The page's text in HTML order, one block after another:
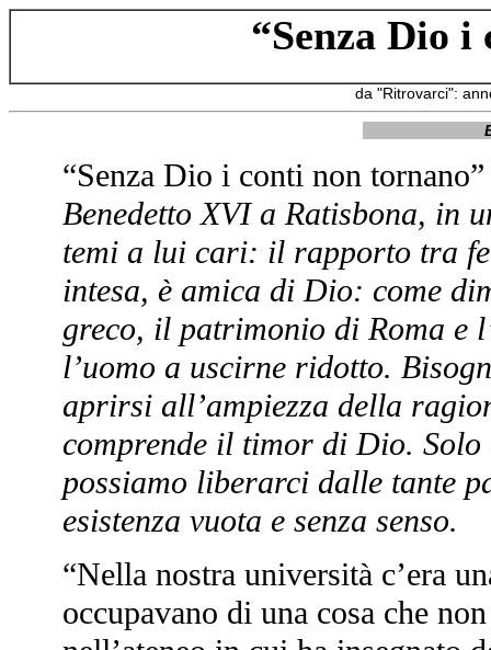
“Senza Dio
da "Ritrovarci":
“Senza Dio i conti non tornano”
Benedetto XVI a Ratisbona, in
temi a lui cari: il rapporto tra
intesa, è amica di Dio: come
greco, il patrimonio di Roma e
l’uomo a uscirne ridotto.
aprirsi all’ampiezza della
comprende il timor di Dio.
possiamo liberarci dalle tante
esistenza vuota e senza senso.
“Nella nostra università c’era
occupavano di una cosa che